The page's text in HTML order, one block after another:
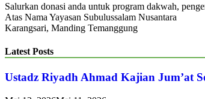
Salurkan donasi anda untuk program dakwah,
Atas Nama Yayasan Subulussalam Nusantara
Karangsari, Manding Temanggung
Latest Posts
Ustadz Riyadh Ahmad Kajian Jum’at